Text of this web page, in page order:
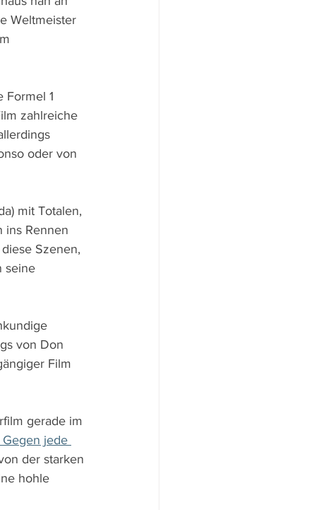
Weltmeister
Formel 1
zahlreiche
oder von
mit Totalen,
ins Rennen
Szenen,
seine
von Don
Film
gerade im
jede
der starken
hohle